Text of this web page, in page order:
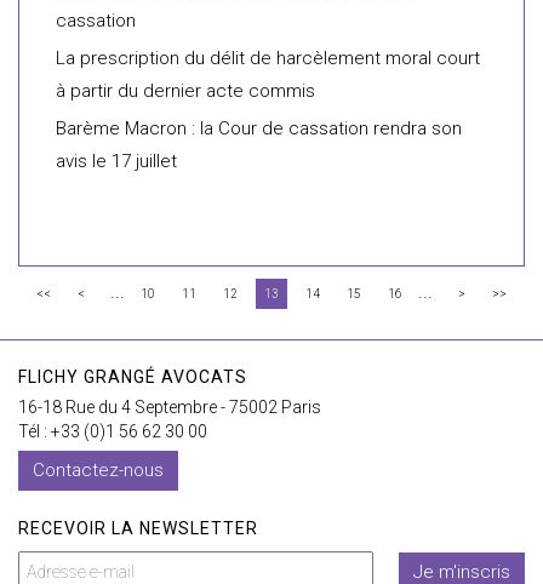
cassation
La prescription du délit de harcèlement moral court
à partir du dernier acte commis
Barème Macron : la Cour de cassation rendra son
avis le 17 juillet
<< < ... 10 11 12 13 14 15 16 ... > >>
FLICHY GRANGÉ AVOCATS
16-18 Rue du 4 Septembre - 75002 Paris
Tél : +33 (0)1 56 62 30 00
Contactez-nous
RECEVOIR LA NEWSLETTER
Je m'inscris